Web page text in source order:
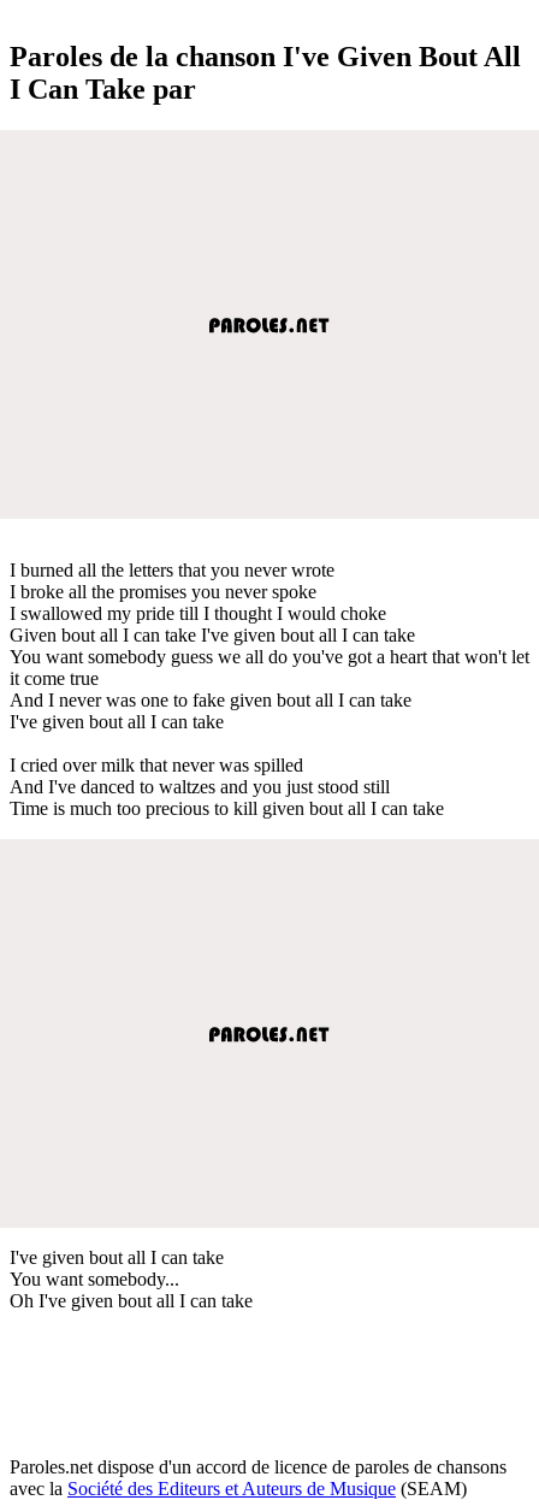
Paroles de la chanson I've Given Bout All
I Can Take par
I burned all the letters that you never wrote
I broke all the promises you never spoke
I swallowed my pride till I thought I would choke
Given bout all I can take I've given bout all I can take
You want somebody guess we all do you've got a heart that won't let
it come true
And I never was one to fake given bout all I can take
I've given bout all I can take
I cried over milk that never was spilled
And I've danced to waltzes and you just stood still
Time is much too precious to kill given bout all I can take
I've given bout all I can take
You want somebody...
Oh I've given bout all I can take
Paroles.net dispose d'un accord de licence de paroles de chansons
avec la Société des Editeurs et Auteurs de Musique (SEAM)